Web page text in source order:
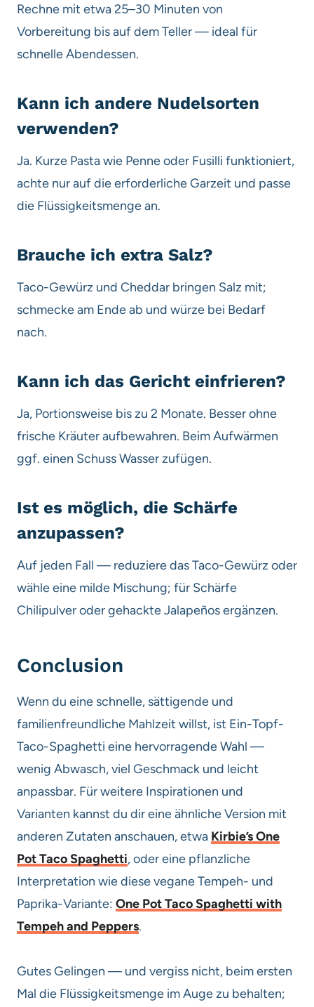
Rechne mit etwa 25–30 Minuten von
Vorbereitung bis auf dem Teller — ideal für
schnelle Abendessen.
Kann ich andere Nudelsorten
verwenden?
Ja. Kurze Pasta wie Penne oder Fusilli funktioniert,
achte nur auf die erforderliche Garzeit und passe
die Flüssigkeitsmenge an.
Brauche ich extra Salz?
Taco-Gewürz und Cheddar bringen Salz mit;
schmecke am Ende ab und würze bei Bedarf
nach.
Kann ich das Gericht einfrieren?
Ja, Portionsweise bis zu 2 Monate. Besser ohne
frische Kräuter aufbewahren. Beim Aufwärmen
ggf. einen Schuss Wasser zufügen.
Ist es möglich, die Schärfe
anzupassen?
Auf jeden Fall — reduziere das Taco-Gewürz oder
wähle eine milde Mischung; für Schärfe
Chilipulver oder gehackte Jalapeños ergänzen.
Conclusion
Wenn du eine schnelle, sättigende und
familienfreundliche Mahlzeit willst, ist Ein-Topf-
Taco-Spaghetti eine hervorragende Wahl —
wenig Abwasch, viel Geschmack und leicht
anpassbar. Für weitere Inspirationen und
Varianten kannst du dir eine ähnliche Version mit
anderen Zutaten anschauen, etwa Kirbie’s One
Pot Taco Spaghetti, oder eine pflanzliche
Interpretation wie diese vegane Tempeh- und
Paprika-Variante: One Pot Taco Spaghetti with
Tempeh and Peppers.
Gutes Gelingen — und vergiss nicht, beim ersten
Mal die Flüssigkeitsmenge im Auge zu behalten;